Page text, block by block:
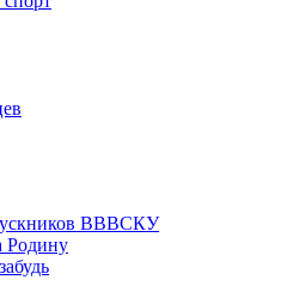
ВВВСКУ
Родину